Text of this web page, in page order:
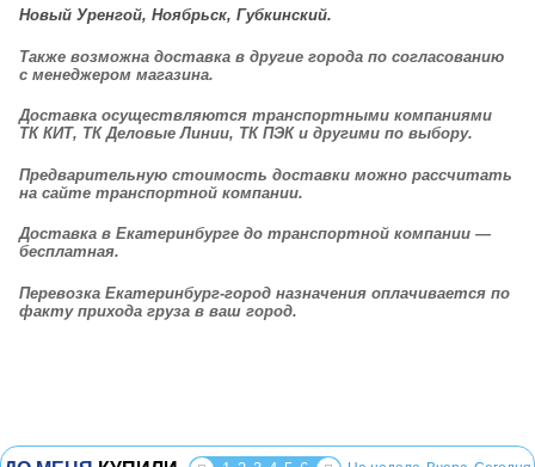
Новый Уренгой, Ноябрьск, Губкинский.
Также возможна доставка в другие города по согласованию
с менеджером магазина.
Доставкаосуществляются транспортными компаниями
ТК КИТ, ТК Деловые Линии, ТК ПЭК и другими по выбору.
Предварительную стоимость доставки можно рассчитать
на сайте транспортной компании.
Доставка в Екатеринбурге до транспортной компании —
бесплатная.
Перевозка Екатеринбург-город назначения оплачивается по
факту прихода груза в ваш город.